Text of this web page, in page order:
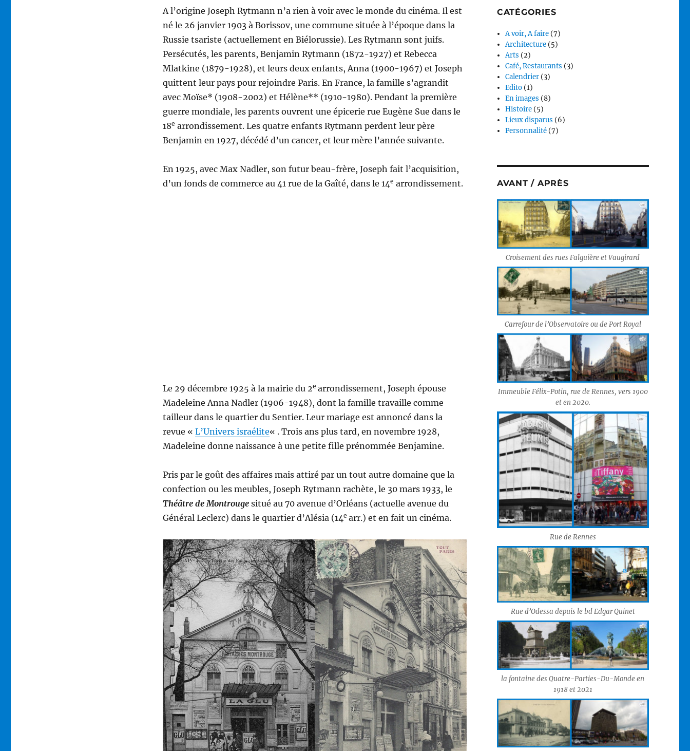
A l’origine Joseph Rytmann n’a rien à voir avec le monde du cinéma. Il est
né le 26 janvier 1903 à Borissov, une commune située à l’époque dans la
Russie tsariste (actuellement en Biélorussie). Les Rytmann sont juifs.
Persécutés, les parents, Benjamin Rytmann (1872-1927) et Rebecca
Mlatkine (1879-1928), et leurs deux enfants, Anna (1900-1967) et Joseph
quittent leur pays pour rejoindre Paris. En France, la famille s’agrandit
avec Moïse* (1908-2002) et Hélène** (1910-1980). Pendant la première
guerre mondiale, les parents ouvrent une épicerie rue Eugène Sue dans le
18e arrondissement. Les quatre enfants Rytmann perdent leur père
Benjamin en 1927, décédé d’un cancer, et leur mère l’année suivante.
En 1925, avec Max Nadler, son futur beau-frère, Joseph fait l’acquisition,
d’un fonds de commerce au 41 rue de la Gaîté, dans le 14e arrondissement.
Le 29 décembre 1925 à la mairie du 2e arrondissement, Joseph épouse
Madeleine Anna Nadler (1906-1948), dont la famille travaille comme
tailleur dans le quartier du Sentier. Leur mariage est annoncé dans la
revue « L’Univers israélite« . Trois ans plus tard, en novembre 1928,
Madeleine donne naissance à une petite fille prénommée Benjamine.
Pris par le goût des affaires mais attiré par un tout autre domaine que la
confection ou les meubles, Joseph Rytmann rachète, le 30 mars 1933, le
Théâtre de Montrougesitué au 70 avenue d’Orléans (actuelle avenue du
Général Leclerc) dans le quartier d’Alésia (14e arr.) et en fait un cinéma.
CATÉGORIES
A voir, A faire (7)
Architecture (5)
Arts (2)
Café, Restaurants (3)
Calendrier (3)
Edito (1)
En images (8)
Histoire (5)
Lieux disparus (6)
Personnalité (7)
AVANT / APRÈS
Croisement des rues Falguière et Vaugirard
Carrefour de l’Observatoire ou de Port Royal
Immeuble Félix-Potin, rue de Rennes, vers 1900
et en 2020.
Rue de Rennes
Rue d’Odessa depuis le bd Edgar Quinet
la fontaine des Quatre-Parties-Du-Monde en
1918 et 2021